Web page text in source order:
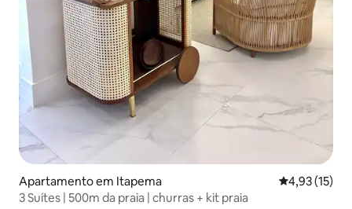
Apartamento em Itapema Classificação
4,93 (15)
3 Suítes | 500m da praia | churras + kit praia